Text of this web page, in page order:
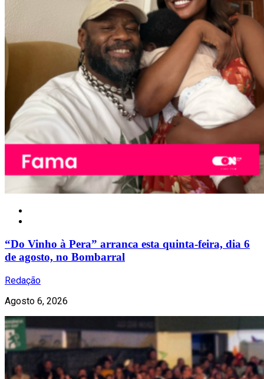
“Do Vinho à Pera” arranca esta quinta-feira, dia 6
de agosto, no Bombarral
Redação
Agosto 6, 2026